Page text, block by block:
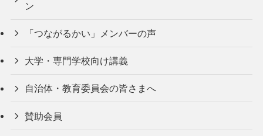
ン
「つながるかい」メンバーの声
大学・専門学校向け講義
自治体・教育委員会の皆さまへ
賛助会員